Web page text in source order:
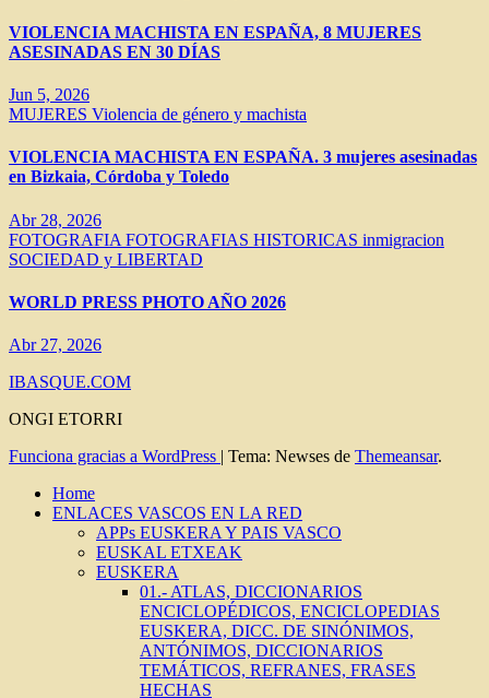
VIOLENCIA MACHISTA EN ESPAÑA, 8 MUJERES
ASESINADAS EN 30 DÍAS
Jun 5, 2026
MUJERES Violencia de género y machista
VIOLENCIA MACHISTA EN ESPAÑA. 3 mujeres asesinadas
en Bizkaia, Córdoba y Toledo
Abr 28, 2026
FOTOGRAFIA FOTOGRAFIAS HISTORICAS inmigracion
SOCIEDAD y LIBERTAD
WORLD PRESS PHOTO AÑO 2026
Abr 27, 2026
IBASQUE.COM
ONGI ETORRI
Funciona gracias a WordPress | Tema: Newses de Themeansar.
Home
ENLACES VASCOS EN LA RED
APPs EUSKERA Y PAIS VASCO
EUSKAL ETXEAK
EUSKERA
01.- ATLAS, DICCIONARIOS
ENCICLOPÉDICOS, ENCICLOPEDIAS
EUSKERA, DICC. DE SINÓNIMOS,
ANTÓNIMOS, DICCIONARIOS
TEMÁTICOS, REFRANES, FRASES
HECHAS